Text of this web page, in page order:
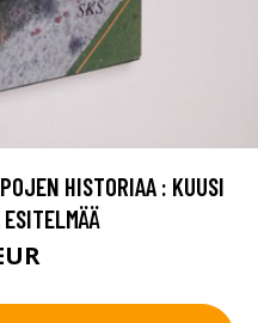
HISTORIAA : KUUSI